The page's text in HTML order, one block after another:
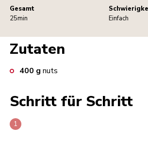
Gesamt
25min
Einfach
Zutaten
400 g nuts
Schritt für Schritt